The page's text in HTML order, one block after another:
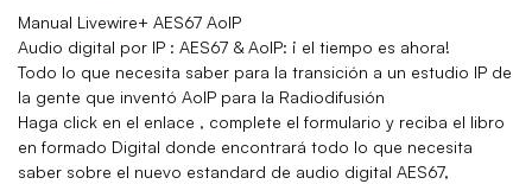
Manual Livewire+ AES67 AoIP
Audio digital por IP : AES67 & AoIP: ¡ el tiempo es ahora!
Todo lo que necesita saber para la transición a un estudio IP de
la gente que inventó AoIP para la Radiodifusión
Haga click en el enlace , complete el formulario y reciba el libro
en formado Digital donde encontrará todo lo que necesita
saber sobre el nuevo estandard de audio digital AES67,